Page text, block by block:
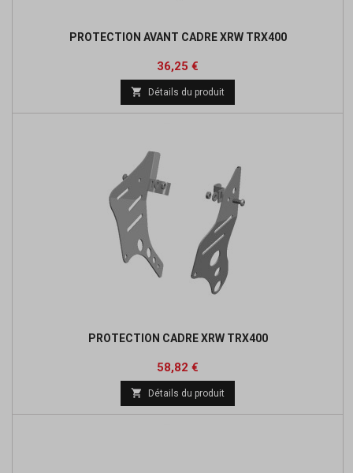
PROTECTION AVANT CADRE XRW TRX400
Prix
36,25 €
base
 Détails du produit
PROTECTION CADRE XRW TRX400
Prix
58,82 €
base
 Détails du produit